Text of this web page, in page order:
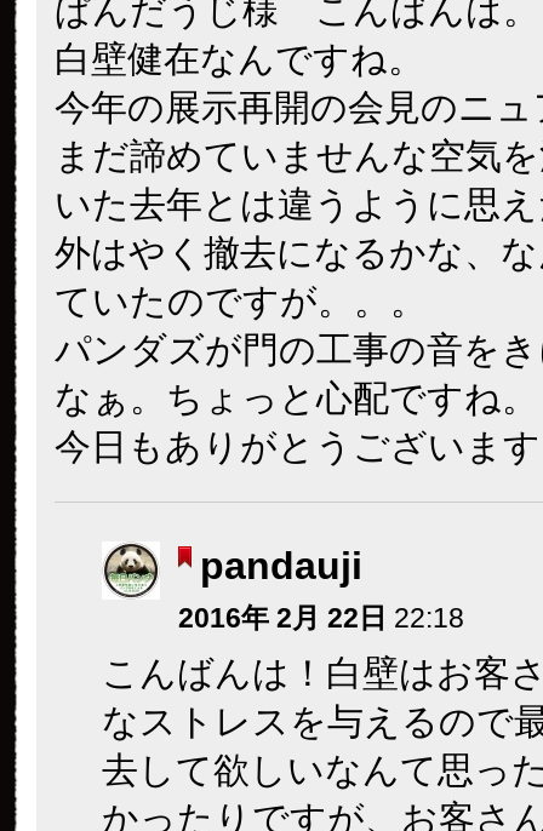
ぱんだうじ様 こんばんは。
白壁健在なんですね。
今年の展示再開の会見のニ
まだ諦めていませんな空気
いた去年とは違うように思
外はやく撤去になるかな、
ていたのですが。。。
パンダズが門の工事の音を
なぁ。ちょっと心配ですね。
今日もありがとうございま
pandauji
2016年 2月 22日 22:18
こんばんは！白壁はお客
なストレスを与えるので
去して欲しいなんて思っ
かったりですが、お客さ